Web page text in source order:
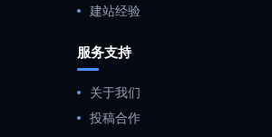
建站经验
服务支持
关于我们
投稿合作